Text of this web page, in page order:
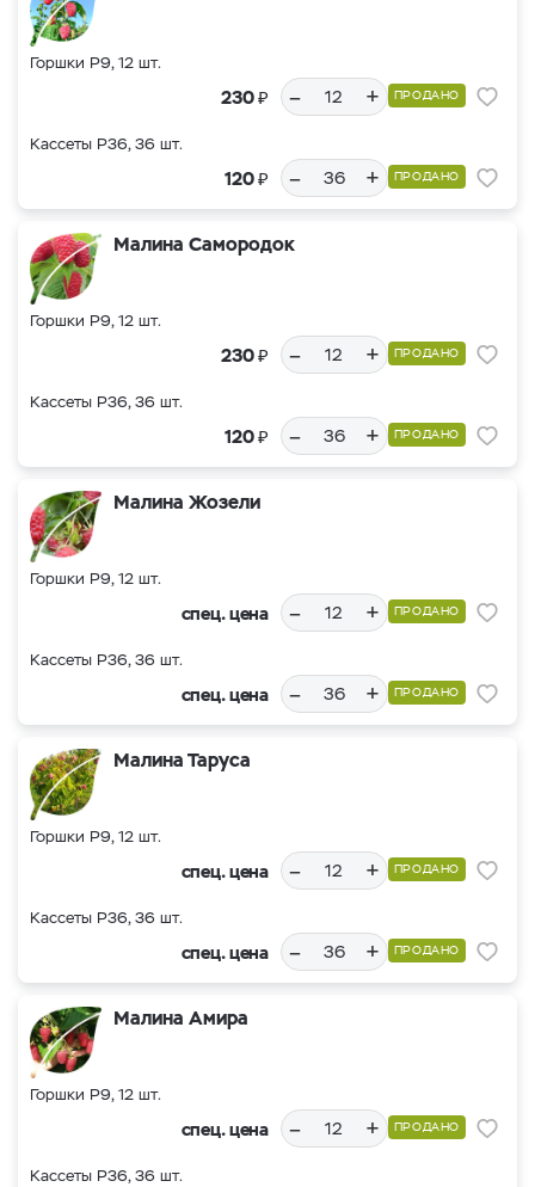
Горшки Р9, 12 шт.
230₽ – + ПРОДАНО
Кассеты Р36, 36 шт.
120₽ – + ПРОДАНО
Малина Самородок
Горшки Р9, 12 шт.
230₽ – + ПРОДАНО
Кассеты Р36, 36 шт.
120₽ – + ПРОДАНО
Малина Жозели
Горшки Р9, 12 шт.
спец. цена – + ПРОДАНО
Кассеты Р36, 36 шт.
спец. цена – + ПРОДАНО
Малина Таруса
Горшки Р9, 12 шт.
спец. цена – + ПРОДАНО
Кассеты Р36, 36 шт.
спец. цена – + ПРОДАНО
Малина Амира
Горшки Р9, 12 шт.
спец. цена – + ПРОДАНО
Кассеты Р36, 36 шт.